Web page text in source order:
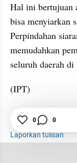
Hal ini bertujuan
bisa menyiarkan
Perpindahan
memudahkan
seluruh daerah di
(IPT)
TV Digital
Laporkan tulisan
0 0